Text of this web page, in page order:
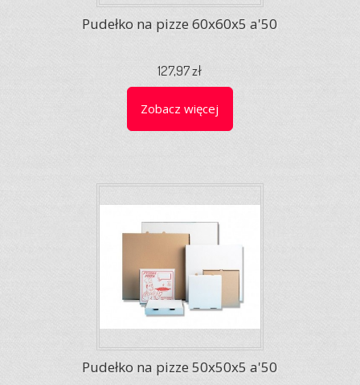
Pudełko na pizze 60x60x5 a'50
127,97 zł
Zobacz więcej
Pudełko na pizze 50x50x5 a'50